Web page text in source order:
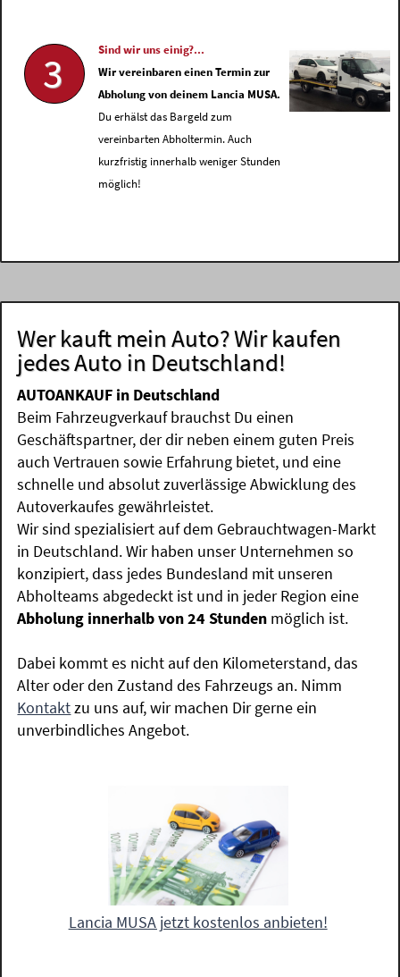
3
Sind wir uns einig?...
Wir vereinbaren einen Termin zur
Abholung von deinem Lancia MUSA.
Du erhälst das Bargeld zum
vereinbarten Abholtermin. Auch
kurzfristig innerhalb weniger Stunden
möglich!
Wer kauft mein Auto? Wir kaufen
jedes Auto in Deutschland!
AUTOANKAUF in Deutschland
Beim Fahrzeugverkauf brauchst Du einen
Geschäftspartner, der dir neben einem guten Preis
auch Vertrauen sowie Erfahrung bietet, und eine
schnelle und absolut zuverlässige Abwicklung des
Autoverkaufes gewährleistet.
Wir sind spezialisiert auf dem Gebrauchtwagen-Markt
in Deutschland. Wir haben unser Unternehmen so
konzipiert, dass jedes Bundesland mit unseren
Abholteams abgedeckt ist und in jeder Region eine
Abholung innerhalb von 24 Stunden möglich ist.
Dabei kommt es nicht auf den Kilometerstand, das
Alter oder den Zustand des Fahrzeugs an. Nimm
Kontaktzu uns auf, wir machen Dir gerne ein
unverbindliches Angebot.
Lancia MUSA jetzt kostenlos anbieten!